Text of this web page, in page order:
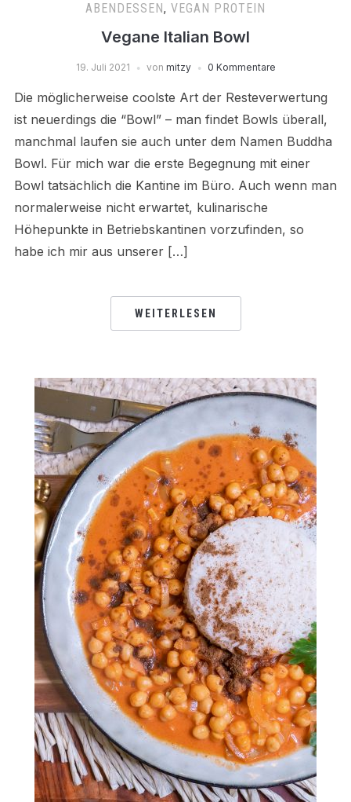
ABENDESSEN, VEGAN PROTEIN
Vegane Italian Bowl
19. Juli 2021 von mitzy 0 Kommentare
Die möglicherweise coolste Art der Resteverwertung
ist neuerdings die “Bowl” – man findet Bowls überall,
manchmal laufen sie auch unter dem Namen Buddha
Bowl. Für mich war die erste Begegnung mit einer
Bowl tatsächlich die Kantine im Büro. Auch wenn man
normalerweise nicht erwartet, kulinarische
Höhepunkte in Betriebskantinen vorzufinden, so
habe ich mir aus unserer […]
WEITERLESEN